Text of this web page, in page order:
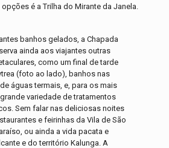
é a Trilha do Mirante da Janela.
banhos gelados, a Chapada
ainda aos viajantes outras
como um final de tarde
(foto ao lado), banhos nas
águas termais, e, para os mais
variedade de tratamentos
Sem falar nas deliciosas noites
e feirinhas da Vila de São
ou ainda a vida pacata e
e do território Kalunga. A